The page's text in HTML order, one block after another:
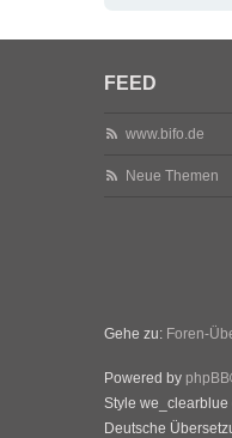
FEED
www.bifo.de
Neue Themen
Gehe zu: Foren-
Powered by phpBB
Style we_clearblue
Deutsche